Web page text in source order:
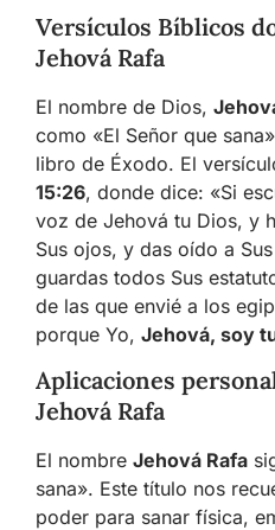
Versículos Bíblicos
Jehová Rafa
El nombre de Dios,
como «El Señor que
libro de Éxodo. El
15:26, donde dice: «Si
voz de Jehová tu Dios, y
Sus ojos, y das oído a
guardas todos Sus
de las que envié a los
porque Yo, Jehová, soy
Aplicaciones
Jehová Rafa
El nombre Jehová Rafa
sana». Este título nos
poder para sanar física,